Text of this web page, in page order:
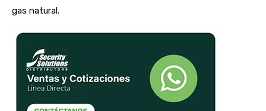
gas natural.